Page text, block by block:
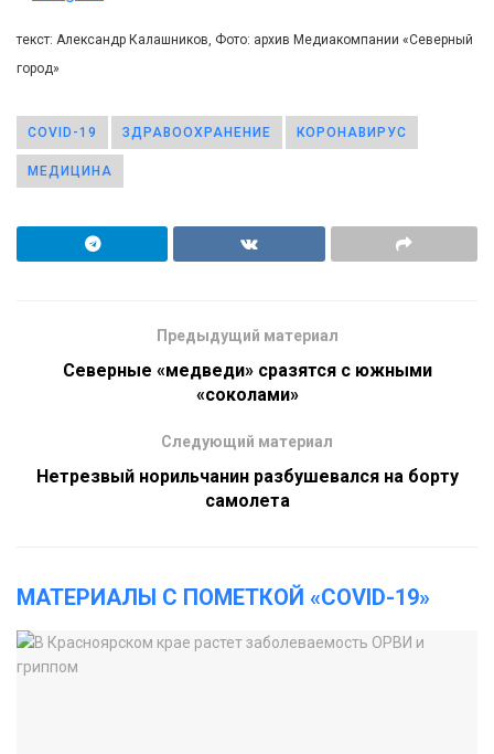
текст: Александр Калашников, Фото: архив Медиакомпании «Северный
город»
COVID-19 ЗДРАВООХРАНЕНИЕ КОРОНАВИРУС
МЕДИЦИНА
Предыдущий материал
Северные «медведи» сразятся с южными
«соколами»
Следующий материал
Нетрезвый норильчанин разбушевался на борту
самолета
МАТЕРИАЛЫ С ПОМЕТКОЙ «COVID-19»